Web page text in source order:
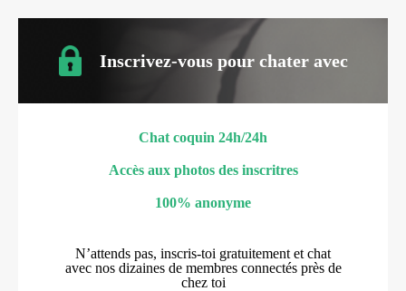
Inscrivez-vous pour chater avec
Chat coquin 24h/24h
Accès aux photos des inscritres
100% anonyme
N’attends pas, inscris-toi gratuitement et chat
avec nos dizaines de membres connectés près de
chez toi